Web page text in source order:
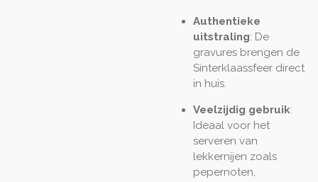
Authentieke
uitstraling: De
gravures brengen de
Sinterklaassfeer direct
in huis.
Veelzijdig gebruik:
Ideaal voor het
serveren van
lekkernijen zoals
pepernoten,